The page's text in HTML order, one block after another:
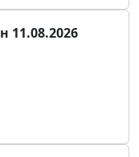
11.08.2026